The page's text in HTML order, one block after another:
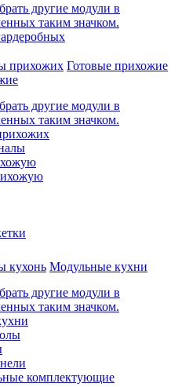
другие модули в
таким значком.
прихожих Готовые прихожие
другие модули в
таким значком.
кухонь Модульные кухни
другие модули в
таким значком.
комплектующие